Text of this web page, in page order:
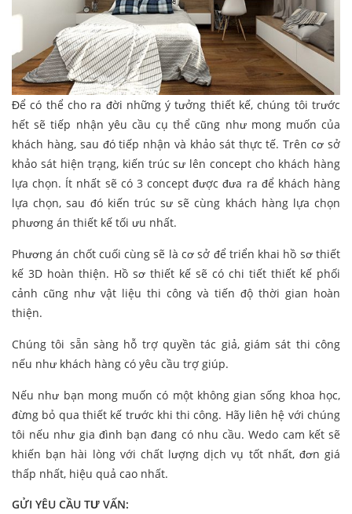
Để có thể cho ra đời những ý tưởng thiết kế, chúng tôi trước
hết sẽ tiếp nhận yêu cầu cụ thể cũng như mong muốn của
khách hàng, sau đó tiếp nhận và khảo sát thực tế. Trên cơ sở
khảo sát hiện trạng, kiến trúc sư lên concept cho khách hàng
lựa chọn. Ít nhất sẽ có 3 concept được đưa ra để khách hàng
lựa chọn, sau đó kiến trúc sư sẽ cùng khách hàng lựa chọn
phương án thiết kế tối ưu nhất.
Phương án chốt cuối cùng sẽ là cơ sở để triển khai hồ sơ thiết
kế 3D hoàn thiện. Hồ sơ thiết kế sẽ có chi tiết thiết kế phối
cảnh cũng như vật liệu thi công và tiến độ thời gian hoàn
thiện.
Chúng tôi sẵn sàng hỗ trợ quyền tác giả, giám sát thi công
nếu như khách hàng có yêu cầu trợ giúp.
Nếu như bạn mong muốn có một không gian sống khoa học,
đừng bỏ qua thiết kế trước khi thi công. Hãy liên hệ với chúng
tôi nếu như gia đình bạn đang có nhu cầu. Wedo cam kết sẽ
khiến bạn hài lòng với chất lượng dịch vụ tốt nhất, đơn giá
thấp nhất, hiệu quả cao nhất.
GỬI YÊU CẦU TƯ VẤN: